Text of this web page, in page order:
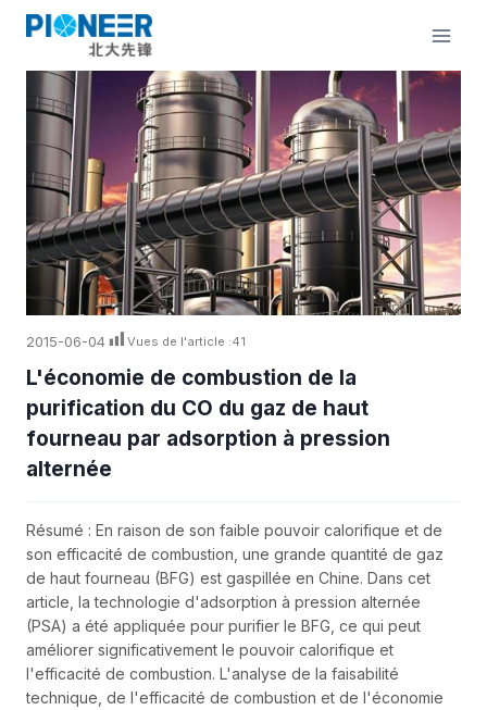
Aller
2015-06-04 Vues de l'article :41
L'économie de combustion de la
purification du CO du gaz de haut
fourneau par adsorption à pression
alternée
Résumé : En raison de son faible pouvoir calorifique et de
son efficacité de combustion, une grande quantité de gaz
de haut fourneau (BFG) est gaspillée en Chine. Dans cet
article, la technologie d'adsorption à pression alternée
(PSA) a été appliquée pour purifier le BFG, ce qui peut
améliorer significativement le pouvoir calorifique et
l'efficacité de combustion. L'analyse de la faisabilité
technique, de l'efficacité de combustion et de l'économie